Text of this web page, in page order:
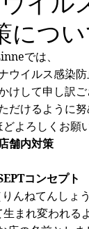
につ
では、
イルス感染防
けして申し訳ご
だけるように努
よろしくお願
舗内対策
コンセプト
んねてんしょ
まれ変われる